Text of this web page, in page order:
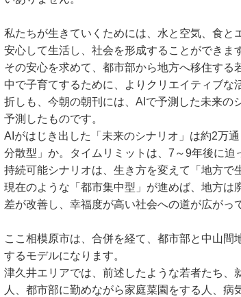
私たちが生きていくためには、水と空気、食
安心して生活し、社会を形成することができま
その安心を求めて、都市部から地方へ移住す
中で子育てするために、よりクリエイティブな
折しも、今朝の朝刊には、AIで予測した未来の
予測したものです。
AIがはじき出した「未来のシナリオ」は約2万
分散型」か。タイムリミットは、7～9年後に迫
持続可能シナリオは、生き方を変えて「地方で
現在のような「都市集中型」が進めば、地方
差が改善し、幸福度が高い社会への道が広がっ
ここ相模原市は、合併を経て、都市部と中山
するモデルになります。
津久井エリアでは、前述したような若者たち
人、都市部に勤めながら家庭菜園をする人、病